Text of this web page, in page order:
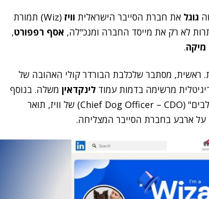
גוגל את חברת הסייבר הישראלית וויז
(Wiz) תמורת
אסף רפפורט,
מיקה.
ראשית, מסתבר שלכלבת הבורדר קולי האהובה של
מרשימה בדמות עמוד לינקדאין משלה. בנוסף
התגלה כי היא זכתה לכינוי "מנהלת מחלקת הכלבים" (Chief Dog Officer – CDO) של וויז, תואר
ארבע בחברת הסייבר המצליחה.